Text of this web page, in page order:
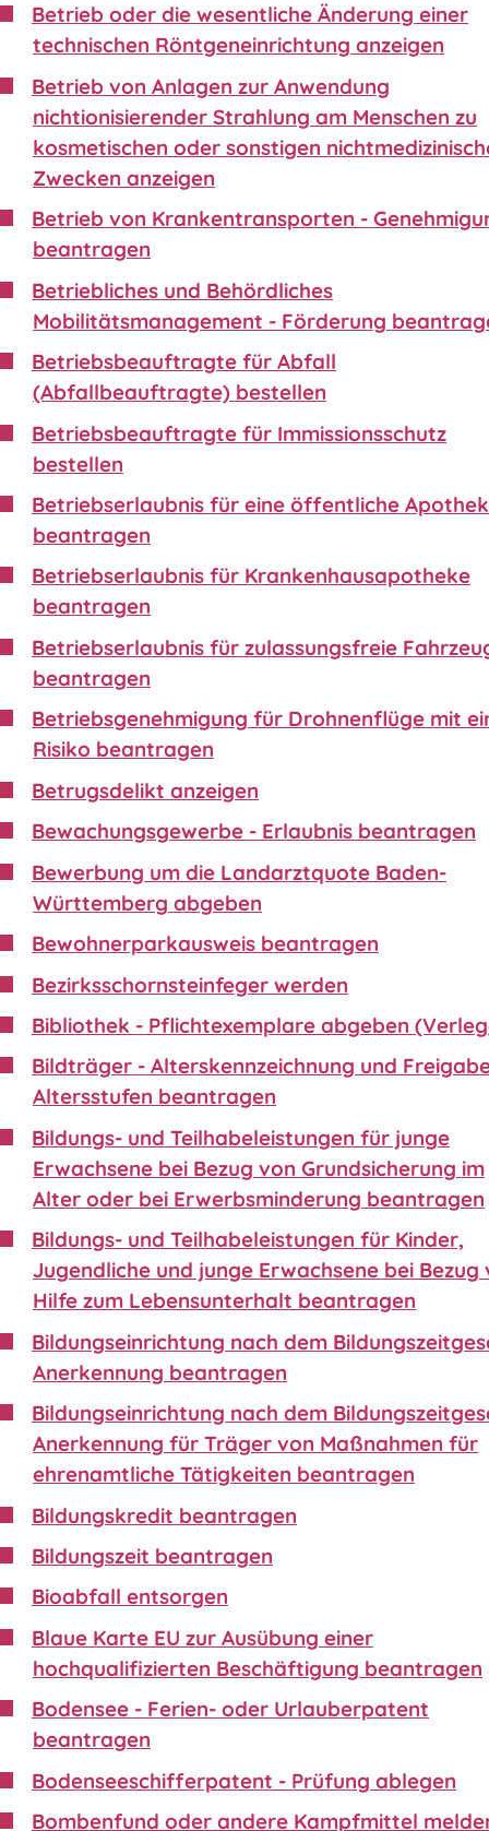
Betrieb oder die wesentliche Änderung einer
technischen Röntgeneinrichtung anzeigen
Betrieb von Anlagen zur Anwendung
nichtionisierender Strahlung am Menschen zu
kosmetischen oder sonstigen
Zwecken anzeigen
Betrieb von Krankentransporten -
beantragen
Betriebliches und Behördliches
Mobilitätsmanagement - Förderung
Betriebsbeauftragte für Abfall
(Abfallbeauftragte) bestellen
Betriebsbeauftragte für Immissionsschutz
bestellen
Betriebserlaubnis für eine öffentliche
beantragen
Betriebserlaubnis für Krankenhausapotheke
beantragen
Betriebserlaubnis für zulassungsfreie
beantragen
Betriebsgenehmigung für Drohnenflüge mit
Risiko beantragen
Betrugsdelikt anzeigen
Bewachungsgewerbe - Erlaubnis beantragen
Bewerbung um die Landarztquote Baden-
Württemberg abgeben
Bewohnerparkausweis beantragen
Bezirksschornsteinfeger werden
Bibliothek - Pflichtexemplare abgeben
Bildträger - Alterskennzeichnung und
Altersstufen beantragen
Bildungs- und Teilhabeleistungen für junge
Erwachsene bei Bezug von Grundsicherung im
Alter oder bei Erwerbsminderung beantragen
Bildungs- und Teilhabeleistungen für Kinder,
Jugendliche und junge Erwachsene bei Bezug
Hilfe zum Lebensunterhalt beantragen
Bildungseinrichtung nach dem
Anerkennung beantragen
Bildungseinrichtung nach dem
Anerkennung für Träger von Maßnahmen für
ehrenamtliche Tätigkeiten beantragen
Bildungskredit beantragen
Bildungszeit beantragen
Bioabfall entsorgen
Blaue Karte EU zur Ausübung einer
hochqualifizierten Beschäftigung beantragen
Bodensee - Ferien- oder Urlauberpatent
beantragen
Bodenseeschifferpatent - Prüfung ablegen
Bombenfund oder andere Kampfmittel